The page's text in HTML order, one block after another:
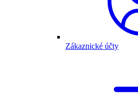
Zákaznické účty